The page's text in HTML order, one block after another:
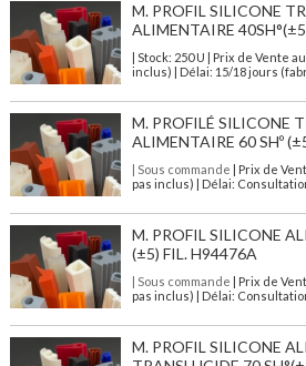
M. PROFIL SILICONE
ALIMENTAIRE
| Stock: 250 U | Prix de Vente
inclus)
| Délai: 15/18 jours
M. PROFILÉ SILICONE
ALIMENTAIRE 60 SHº
| Sous commande | Prix de
pas inclus) | Délai:
M. PROFIL SILICONE
(±5) FIL. H94476A
| Sous commande | Prix de
pas inclus) | Délai:
M. PROFIL SILICONE